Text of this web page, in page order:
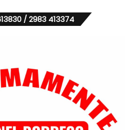
/ 2983 413374